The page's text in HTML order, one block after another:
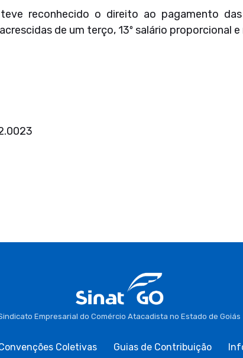
reconhecido o direito ao pagamento
de um terço, 13º salário proporcional
Empresarial do Comércio Atacadista no Estado de Goiás
Coletivas Guias de Contribuição